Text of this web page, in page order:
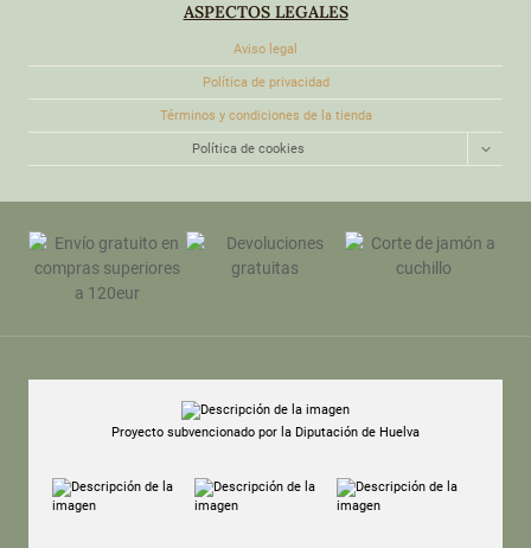
ASPECTOS LEGALES
Aviso legal
Política de privacidad
Términos y condiciones de la tienda
Política de cookies
MENÚ
Proyecto subvencionado por la Diputación de Huelva